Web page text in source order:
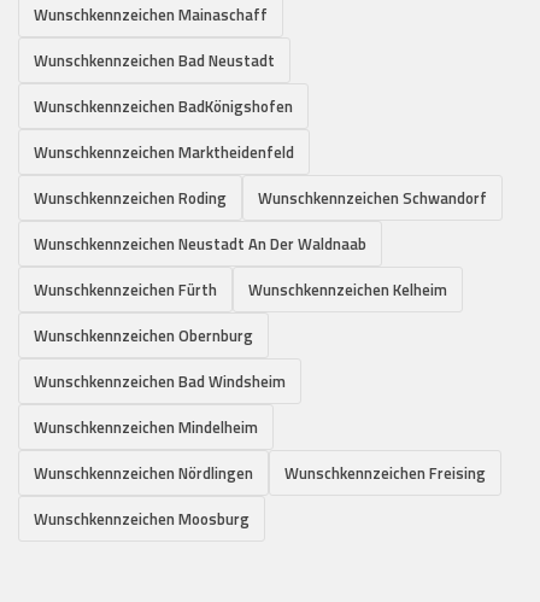
Wunschkennzeichen Mainaschaff
Wunschkennzeichen Bad Neustadt
Wunschkennzeichen BadKönigshofen
Wunschkennzeichen Marktheidenfeld
Wunschkennzeichen Roding
Wunschkennzeichen Schwandorf
Wunschkennzeichen Neustadt An Der Waldnaab
Wunschkennzeichen Fürth
Wunschkennzeichen Kelheim
Wunschkennzeichen Obernburg
Wunschkennzeichen Bad Windsheim
Wunschkennzeichen Mindelheim
Wunschkennzeichen Nördlingen
Wunschkennzeichen Freising
Wunschkennzeichen Moosburg